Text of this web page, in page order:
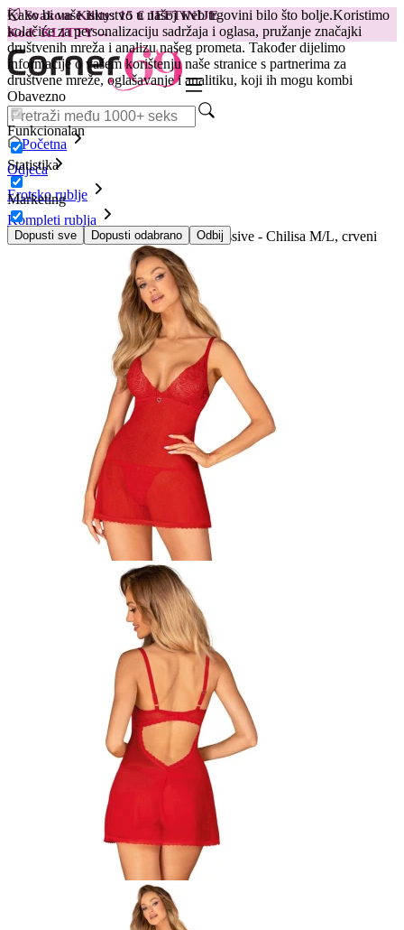
Kako bi vaše iskustvo u našoj web trgovini bilo što bolje.Koristimo
kolačiće za personalizaciju sadržaja i oglasa, pružanje značajki
društvenih mreža i analizu našeg prometa. Također dijelimo
informacije o vašem korištenju naše stranice s partnerima za
društvene mreže, oglašavanje i analitiku, koji ih mogu kombi
Obavezno
Funkcionalan
Statistika
Marketing
Dopusti sve Dopusti odabrano Odbij
😽Svakom Klitty: 15 € JEFTINIJE
Kod: KLITTY →
Početna
Odjeća
Erotsko rublje
Kompleti rublja
2-dijelni komplet, negliže i tange Obsessive - Chilisa M/L, crveni